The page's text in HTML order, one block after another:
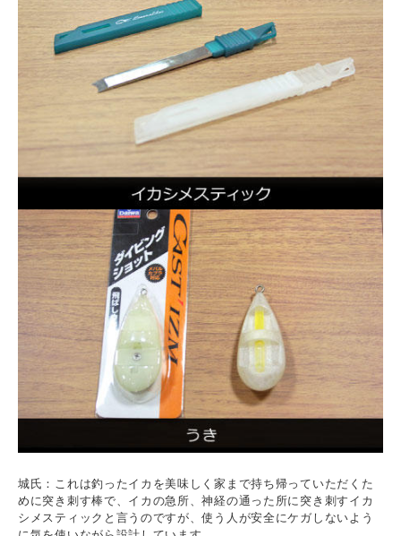
城氏：これは釣ったイカを美味しく家まで持ち帰っていただくた
めに突き刺す棒で、イカの急所、神経の通った所に突き刺すイカ
シメスティックと言うのですが、使う人が安全にケガしないよう